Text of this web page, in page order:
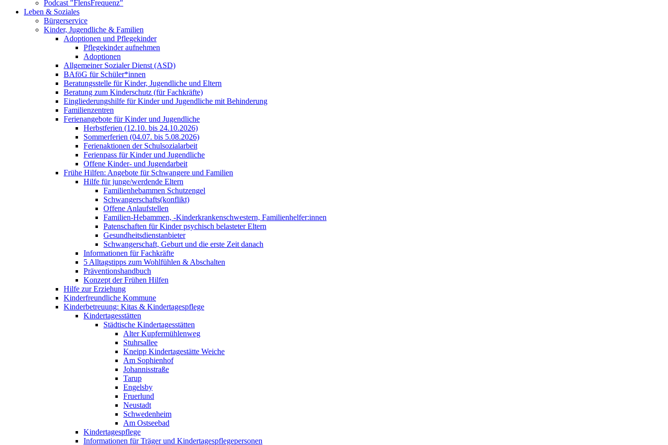
Podcast "FlensFrequenz"
Leben & Soziales
Bürgerservice
Kinder, Jugendliche & Familien
Adoptionen und Pflegekinder
Pflegekinder aufnehmen
Adoptionen
Allgemeiner Sozialer Dienst (ASD)
BAföG für Schüler*innen
Beratungsstelle für Kinder, Jugendliche und Eltern
Beratung zum Kinderschutz (für Fachkräfte)
Eingliederungshilfe für Kinder und Jugendliche mit Behinderung
Familienzentren
Ferienangebote für Kinder und Jugendliche
Herbstferien (12.10. bis 24.10.2026)
Sommerferien (04.07. bis 5.08.2026)
Ferienaktionen der Schulsozialarbeit
Ferienpass für Kinder und Jugendliche
Offene Kinder- und Jugendarbeit
Frühe Hilfen: Angebote für Schwangere und Familien
Hilfe für junge/werdende Eltern
Familienhebammen Schutzengel
Schwangerschafts(konflikt)
Offene Anlaufstellen
Familien-Hebammen, -Kinderkrankenschwestern, Familienhelfer:innen
Patenschaften für Kinder psychisch belasteter Eltern
Gesundheitsdienstanbieter
Schwangerschaft, Geburt und die erste Zeit danach
Informationen für Fachkräfte
5 Alltagstipps zum Wohlfühlen & Abschalten
Präventionshandbuch
Konzept der Frühen Hilfen
Hilfe zur Erziehung
Kinderfreundliche Kommune
Kinderbetreuung: Kitas & Kindertagespflege
Kindertagesstätten
Städtische Kindertagesstätten
Alter Kupfermühlenweg
Stuhrsallee
Kneipp Kindertagestätte Weiche
Am Sophienhof
Johannisstraße
Tarup
Engelsby
Fruerlund
Neustadt
Schwedenheim
Am Ostseebad
Kindertagespflege
Informationen für Träger und Kindertagespflegepersonen